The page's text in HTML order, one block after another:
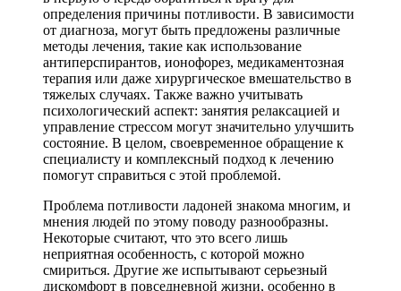
определения причины потливости. В зависимости
от диагноза, могут быть предложены различные
методы лечения, такие как использование
антиперспирантов, ионофорез, медикаментозная
терапия или даже хирургическое вмешательство в
тяжелых случаях. Также важно учитывать
психологический аспект: занятия релаксацией и
управление стрессом могут значительно улучшить
состояние. В целом, своевременное обращение к
специалисту и комплексный подход к лечению
помогут справиться с этой проблемой.
Проблема потливости ладоней знакома многим, и
мнения людей по этому поводу разнообразны.
Некоторые считают, что это всего лишь
неприятная особенность, с которой можно
смириться. Другие же испытывают серьезный
дискомфорт в повседневной жизни, особенно в